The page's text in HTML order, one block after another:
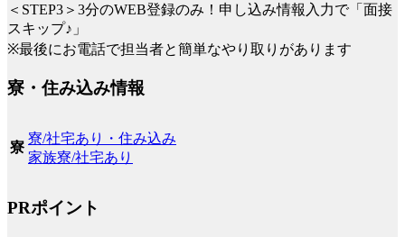
＜STEP3＞3分のWEB登録のみ！申し込み情報入力で「面接
スキップ♪」
※最後にお電話で担当者と簡単なやり取りがあります
寮・住み込み情報
寮
寮/社宅あり・住み込み
家族寮/社宅あり
PRポイント